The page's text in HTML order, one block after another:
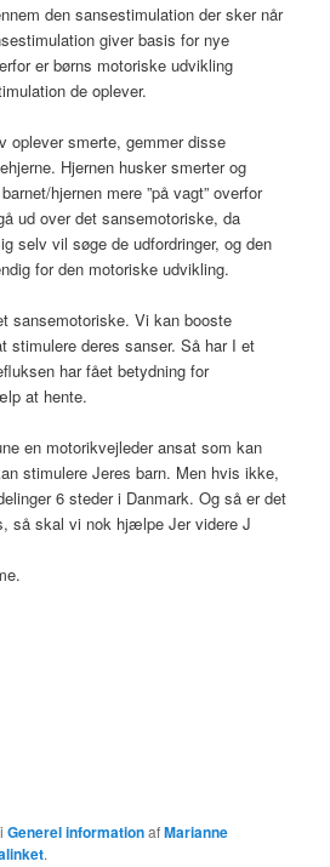
den sansestimulation der sker når
giver basis for nye
er børns motoriske udvikling
de oplever.
oplever smerte, gemmer disse
Hjernen husker smerter og
hjernen mere ”på vagt” overfor
ud over det sansemotoriske, da
selv vil søge de udfordringer, og den
for den motoriske udvikling.
sansemotoriske. Vi kan booste
stimulere deres sanser. Så har I et
har fået betydning for
at hente.
en motorikvejleder ansat som kan
stimulere Jeres barn. Men hvis ikke,
6 steder i Danmark. Og så er det
så skal vi nok hjælpe Jer videre J
iGenerel informationafMarianne
.